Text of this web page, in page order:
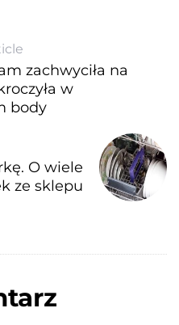
zachwyciła na
w
body
O wiele
ze sklepu